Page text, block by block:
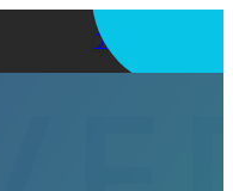
アプリを使う